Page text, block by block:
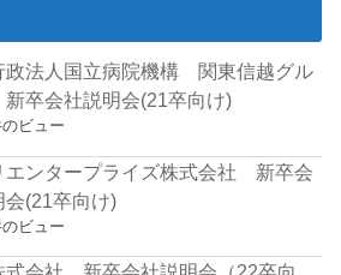
政法人国立病院機構 関東信越グル
卒会社説明会(21卒向け)
ビュー
エンタープライズ株式会社 新卒会
会(21卒向け)
ビュー